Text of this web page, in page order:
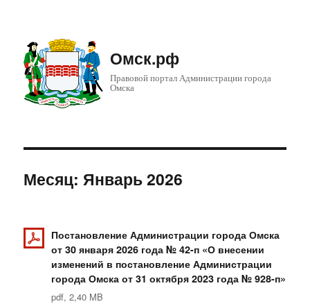
Омск.рф
Правовой портал Администрации города
Омска
Месяц: Январь 2026
Постановление Администрации города Омска
от 30 января 2026 года № 42-п «О внесении
изменений в постановление Администрации
города Омска от 31 октября 2023 года № 928-п»
pdf, 2,40 MB